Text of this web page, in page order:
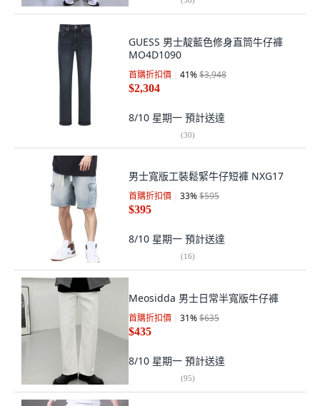
GUESS 男士靛藍色修身直筒牛仔褲
MO4D1090
首購折扣價 41%$3,948
$2,304
8/10 星期一 預計送達
(30)
男士寬版工裝鬆緊牛仔短褲 NXG17
首購折扣價 33%$595
$395
8/10 星期一 預計送達
(16)
Meosidda 男士日常半寬版牛仔褲
首購折扣價 31%$635
$435
8/10 星期一 預計送達
(95)